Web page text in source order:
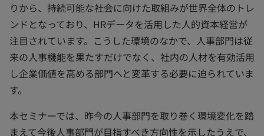
りから、持続可能な社会に向けた取組みが世界全体のトレ
ンドとなっており、HRデータを活用した人的資本経営が
注目されています。こうした環境のなかで、人事部門は従
来の人事機能を果たすだけでなく、社内の人材を有効活用
し企業価値を高める部門へと変革する必要に迫られていま
す。
本セミナーでは、昨今の人事部門を取り巻く環境変化を踏
まえて今後人事部門が目指すべき方向性を示したうえで、